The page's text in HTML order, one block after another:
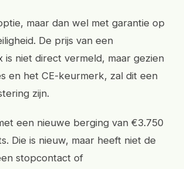
maar dan wel met garantie op
De prijs van een
is niet direct vermeld, maar gezien
en het CE-keurmerk, zal dit een
zijn.
een nieuwe berging van €3.750
Die is nieuw, maar heeft niet de
stopcontact of